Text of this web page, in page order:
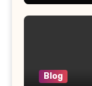
Blog